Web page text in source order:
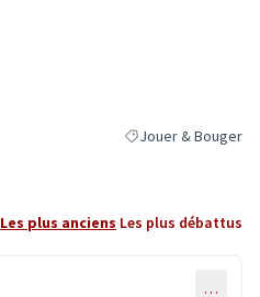
Filtrer les résultats
Jouer & Bouger
Les plus anciens Les plus débattus
…